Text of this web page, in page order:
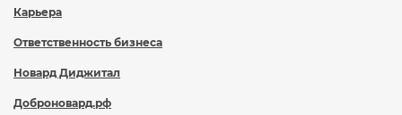
Карьера
Ответственность бизнеса
Новард Диджитал
Доброновард.рф